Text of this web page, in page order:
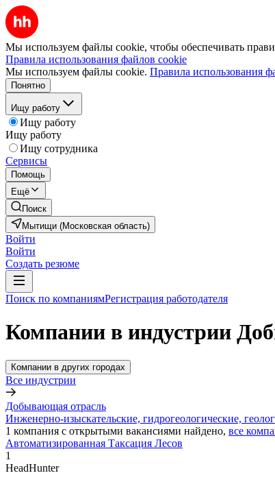
Мы используем файлы cookie, чтобы обеспечивать
Правила использования файлов cookie
Мы используем файлы cookie. Правила использования
Понятно
Ищу работу
Ищу работу
Ищу работу
Ищу сотрудника
Сервисы
Помощь
Ещё
Поиск
Мытищи (Московская область)
Войти
Войти
Создать резюме
Поиск по компаниямРегистрация работодателя
Компании в индустрии
Компании в других городах
Все индустрии
Добывающая отрасль
Инженерно-изыскательские, гидрогеологические,
1 компания с открытыми вакансиями найдено, все
Автоматизированная Таксация Лесов
1
HeadHunter